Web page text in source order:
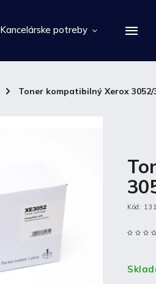
Kancelárske potreby
/ Toner kompatibilný Xerox 3052/
Kód: